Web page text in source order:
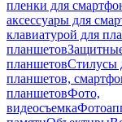
пленки для
аксессуары для
клавиатурой для
планшетов
планшетовСтилусы
планшетов,
планшетовФото,
видеосъемка